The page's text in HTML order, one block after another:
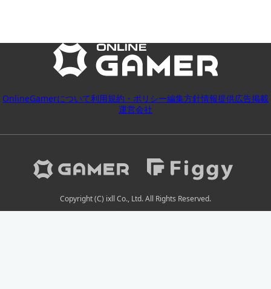
OnlineGamerについて利用規約・ポリシー編集方針情報提供広告掲載
運営会社
Copyright (C) ixll Co., Ltd. All Rights Reserved.